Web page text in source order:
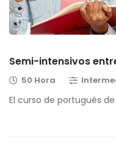
Semi-intensivos
50 Hora
El curso de portugués